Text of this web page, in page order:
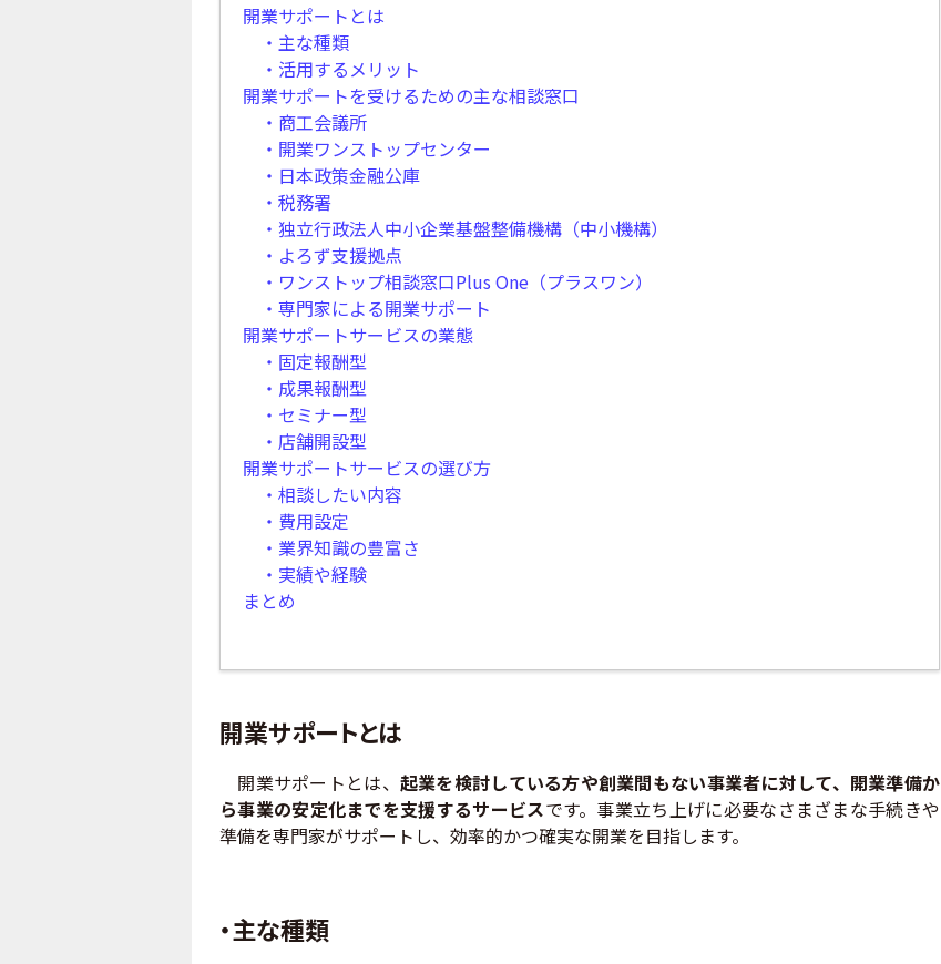
開業サポートとは
・主な種類
・活用するメリット
開業サポートを受けるための主な相談窓口
・商工会議所
・開業ワンストップセンター
・日本政策金融公庫
・税務署
・独立行政法人中小企業基盤整備機構（中小機構）
・よろず支援拠点
・ワンストップ相談窓口Plus One（プラスワン）
・専門家による開業サポート
開業サポートサービスの業態
・固定報酬型
・成果報酬型
・セミナー型
・店舗開設型
開業サポートサービスの選び方
・相談したい内容
・費用設定
・業界知識の豊富さ
・実績や経験
まとめ
開業サポートとは
開業サポートとは、 起業を検討している方や創業間もない事業者に対して、開業準備か
ら事業の安定化までを支援するサービスです。事業立ち上げに必要なさまざまな手続きや
準備を専門家がサポートし、効率的かつ確実な開業を目指します。
・主な種類